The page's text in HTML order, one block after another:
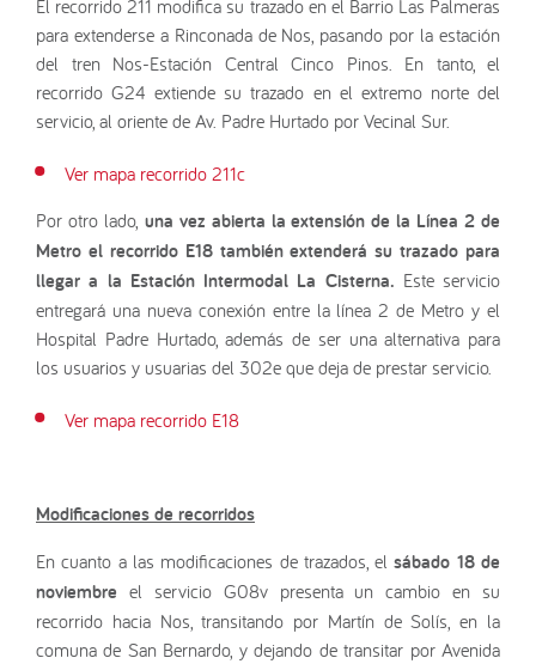
El recorrido 211 modifica su trazado en el Barrio Las Palmeras
para extenderse a Rinconada de Nos, pasando por la estación
del tren Nos-Estación Central Cinco Pinos. En tanto, el
recorrido G24 extiende su trazado en el extremo norte del
servicio, al oriente de Av. Padre Hurtado por Vecinal Sur.
Ver mapa recorrido 211c
Por otro lado, una vez abierta la extensión de la Línea 2 de
Metro el recorrido E18 también extenderá su trazado para
llegar a la Estación Intermodal La Cisterna. Este servicio
entregará una nueva conexión entre la línea 2 de Metro y el
Hospital Padre Hurtado, además de ser una alternativa para
los usuarios y usuarias del 302e que deja de prestar servicio.
Ver mapa recorrido E18
Modificaciones de recorridos
En cuanto a las modificaciones de trazados, elsábado 18 de
noviembre el servicio G08v presenta un cambio en su
recorrido hacia Nos, transitando por Martín de Solís, en la
comuna de San Bernardo, y dejando de transitar por Avenida